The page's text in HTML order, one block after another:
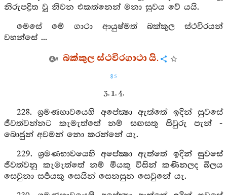
නිරුපද්‍රිත වූ නිවන එකත්නෙන් මනා සුවය වේ යයි.
මෙසේ මේ ගාථා ආයුෂ්මත් බක්කුල ස්ථවිරයන්
වහන්සේ ...
බක්කුල ස්ථවිරගාථා යි.
85
3. 1. 4.
228. ශ්‍රමණභාවයෙහි අපේක්‍ෂා ඇත්තේ ඉදින් සුවසේ
ජීවත්වන්නට කැමැත්තේ නම් සඟසතු සිවුරු පැන් -
බොජුන් අවමන් නො කරන්නේ යැ.
229. ශ්‍රමණභාවයෙහි අපේක්‍ෂා ඇත්තේ ඉදින් සුවසේ
ජීවත්වනු කැමැත්තේ නම් මීයකු විසින් කණිනලද බිලය
සෙවුනා සර්‍පයකු සෙයින් සෙනසුන සෙවුනේ යැ.